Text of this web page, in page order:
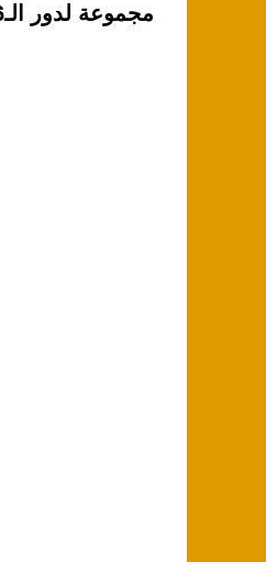
مجموعة لدور الـ16، في حين سينضم صاحب المركز الثالث لبطولة الدوري الأوروبي.